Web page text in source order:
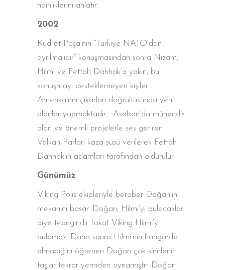
hainliklerini anlatır.
2002
Kudret Paşa’nın “Türkiye NATO’dan
ayrılmalıdır” konuşmasından sonra Nizam,
Hilmi ve Fettah Dahhak’a yakın, bu
konuşmayı desteklemeyen kişiler
Amerika’nın çıkarları doğrultusunda yeni
planlar yapmaktadır… Aselsan’da mühendis
olan ve önemli projelerle ses getiren
Volkan Parlar, kaza süsü verilerek Fettah
Dahhak’ın adamları tarafından öldürülür.
Günümüz
Viking Polis ekipleriyle beraber Doğan’ın
mekanını basar. Doğan, Hilmi’yi bulacaklar
diye tedirgindir fakat Viking Hilmi’yi
bulamaz. Daha sonra Hilmi’nin hangarda
olmadığını öğrenen Doğan çok sinirlenir
taşlar tekrar yerinden oynamıştır. Doğan